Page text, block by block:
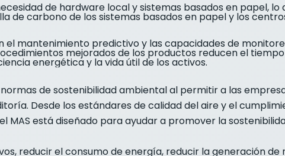
de hardware local y sistemas basados en papel,
de carbono de los sistemas basados en papel y los
el mantenimiento predictivo y las capacidades de
mejorados de los productos reducen el
energética y la vida útil de los activos.
de sostenibilidad ambiental al permitir a las
Desde los estándares de calidad del aire y el
MAS está diseñado para ayudar a promover la
reducir el consumo de energía, reducir la generación de